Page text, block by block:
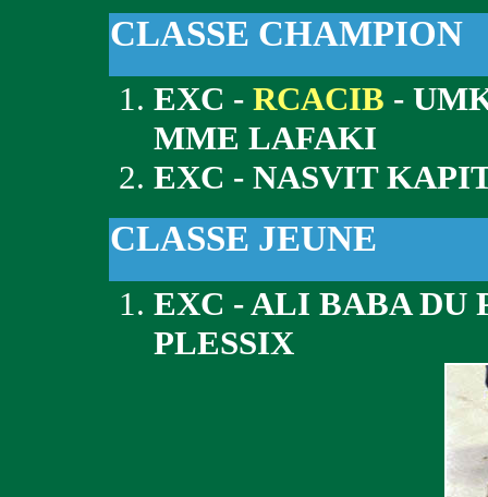
CLASSE CHAMPION
EXC - RCACIB -
MME LAFAKI
EXC - NASVIT
CLASSE JEUNE
EXC - ALI BABA DU
PLESSIX